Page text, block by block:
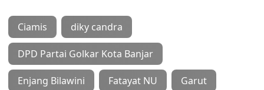
Ciamis diky candra
DPD Partai Golkar Kota Banjar
Enjang Bilawini Fatayat NU Garut